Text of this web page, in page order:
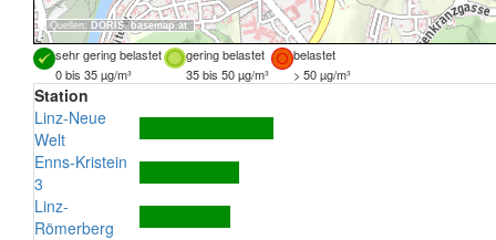
Quellen: DORIS, basemap.at
sehr gering belastet gering belastet
belastet
0 bis 35 µg/m³
35 bis 50 µg/m³ > 50 µg/m³
Station
Linz-Neue
Welt
Enns-Kristein
3
Linz-
Römerberg